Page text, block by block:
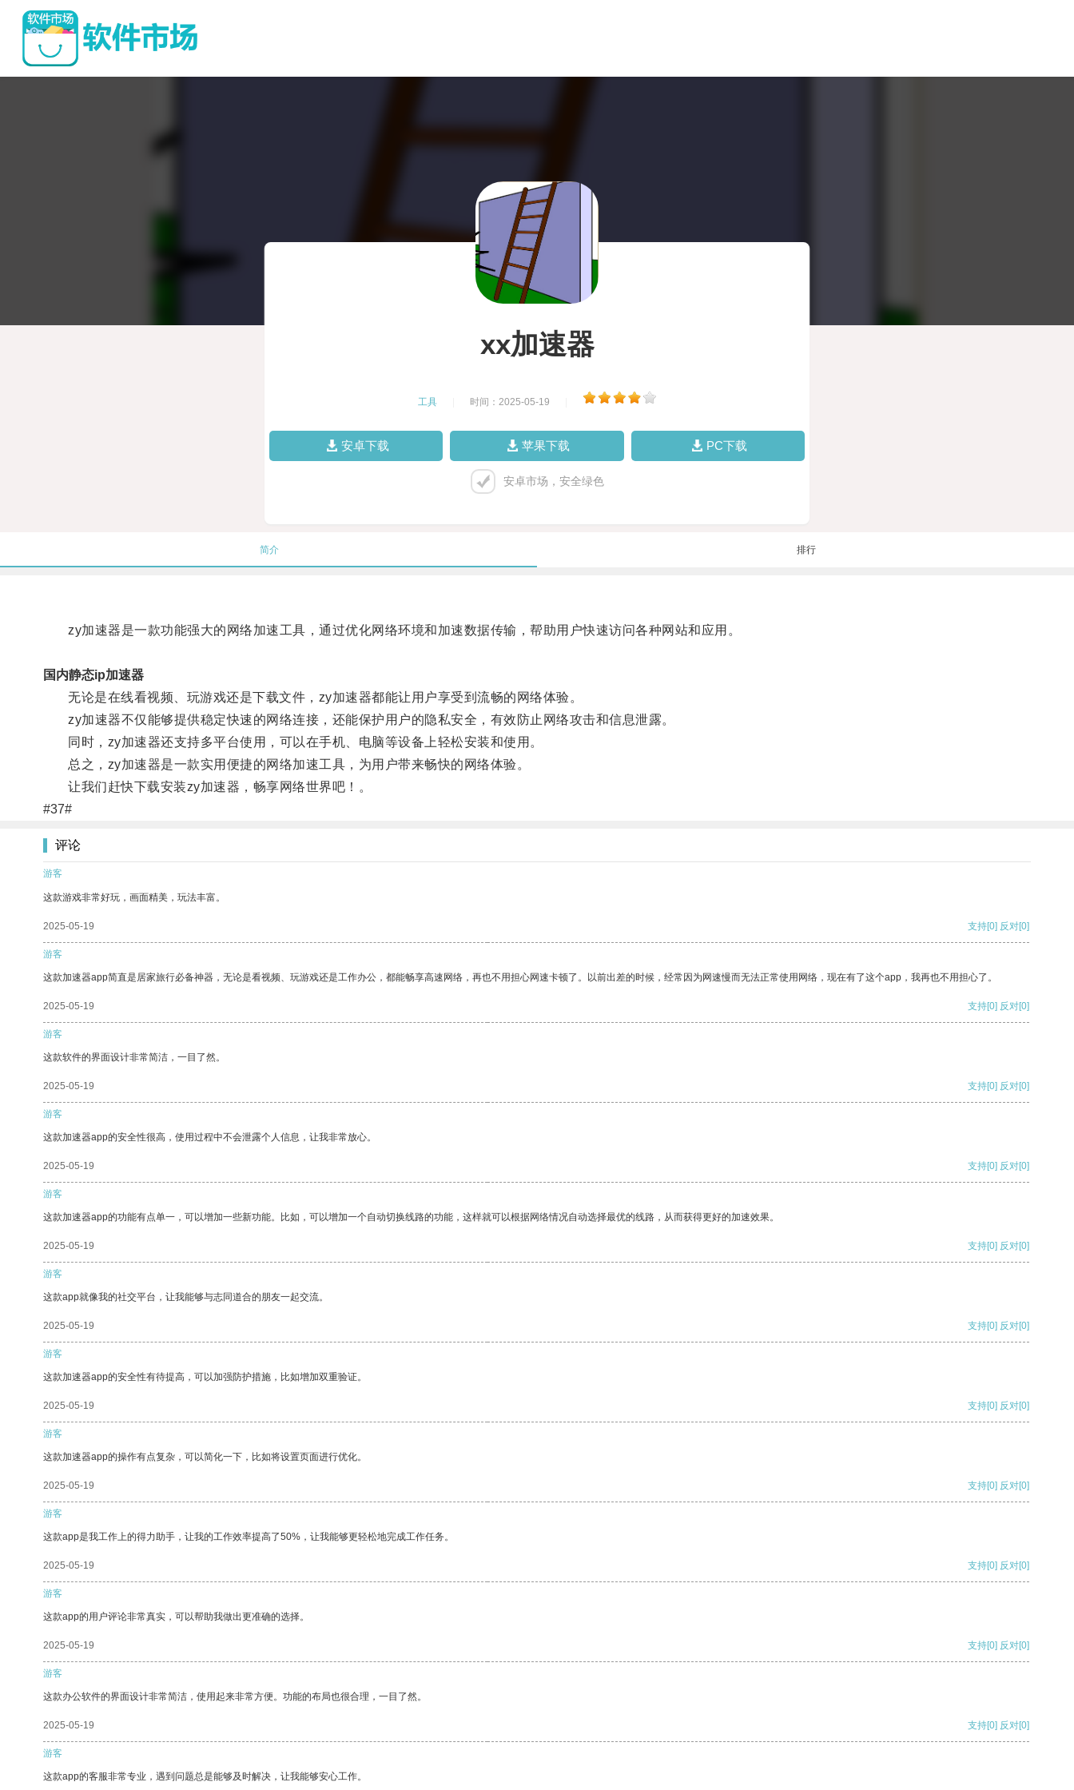
xx加速器
工具 时间：2025-05-19
安卓下载 苹果下载 PC下载
安卓市场，安全绿色
简介 排行
zy加速器是一款功能强大的网络加速工具，通过优化网络环境和加速数据传输，帮助用户快速访问各种网站和应用。
国内静态ip加速器
无论是在线看视频、玩游戏还是下载文件，zy加速器都能让用户享受到流畅的网络体验。
zy加速器不仅能够提供稳定快速的网络连接，还能保护用户的隐私安全，有效防止网络攻击和信息泄露。
同时，zy加速器还支持多平台使用，可以在手机、电脑等设备上轻松安装和使用。
总之，zy加速器是一款实用便捷的网络加速工具，为用户带来畅快的网络体验。
让我们赶快下载安装zy加速器，畅享网络世界吧！。
#37#
评论
游客
这款游戏非常好玩，画面精美，玩法丰富。
2025-05-19 支持[0] 反对[0]
游客
这款加速器app简直是居家旅行必备神器，无论是看视频、玩游戏还是工作办公，都能畅享高速网络，再也不用担心网速卡顿了。以前出差的时候，经常因为网速慢而无法正常使用网络，现在有了这个app，我再也不用担心了。
2025-05-19 支持[0] 反对[0]
游客
这款软件的界面设计非常简洁，一目了然。
2025-05-19 支持[0] 反对[0]
游客
这款加速器app的安全性很高，使用过程中不会泄露个人信息，让我非常放心。
2025-05-19 支持[0] 反对[0]
游客
这款加速器app的功能有点单一，可以增加一些新功能。比如，可以增加一个自动切换线路的功能，这样就可以根据网络情况自动选择最优的线路，从而获得更好的加速效果。
2025-05-19 支持[0] 反对[0]
游客
这款app就像我的社交平台，让我能够与志同道合的朋友一起交流。
2025-05-19 支持[0] 反对[0]
游客
这款加速器app的安全性有待提高，可以加强防护措施，比如增加双重验证。
2025-05-19 支持[0] 反对[0]
游客
这款加速器app的操作有点复杂，可以简化一下，比如将设置页面进行优化。
2025-05-19 支持[0] 反对[0]
游客
这款app是我工作上的得力助手，让我的工作效率提高了50%，让我能够更轻松地完成工作任务。
2025-05-19 支持[0] 反对[0]
游客
这款app的用户评论非常真实，可以帮助我做出更准确的选择。
2025-05-19 支持[0] 反对[0]
游客
这款办公软件的界面设计非常简洁，使用起来非常方便。功能的布局也很合理，一目了然。
2025-05-19 支持[0] 反对[0]
游客
这款app的客服非常专业，遇到问题总是能够及时解决，让我能够安心工作。